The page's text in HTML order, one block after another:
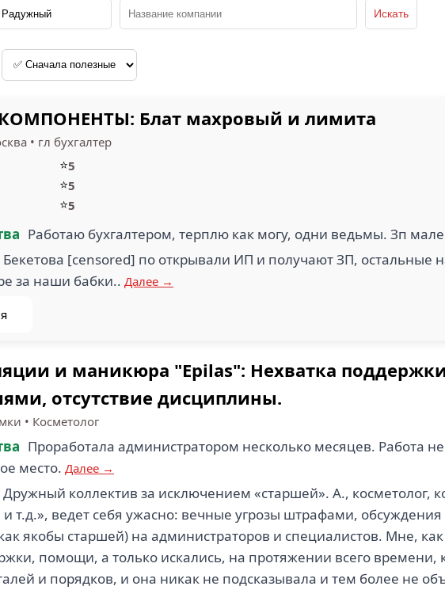
1.8
РОССЕТИ (1)
Блат махровый и лимита
• гл бухгалтер
⭐5
⭐5
⭐5
Работаю бухгалтером, терплю как могу, одни ведьмы. Зп
Бекетова [censored] по открывали ИП и получают ЗП, остальные
за наши бабки.. Далее →
и маникюра "Epilas": Нехватка
отсутствие дисциплины.
• Косметолог
Проработала администратором несколько месяцев. Работа
место. Далее →
Дружный коллектив за исключением «старшей». А., косметолог,
т.д.», ведет себя ужасно: вечные угрозы штрафами,
якобы старшей) на администраторов и специалистов. Мне,
помощи, а только искались, на протяжении всего времени,
и порядков, и она никак не подсказывала и тем более не